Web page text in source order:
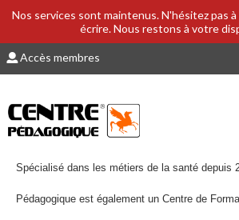
Nos services sont maintenus. N'hésitez pas
écrire. Nous restons à votre
Accès membres
Spécialisé dans les métiers de la santé depuis
Pédagogique est également un Centre de